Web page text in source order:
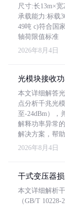
尺寸:长13m×宽
承载能力:标载
49吨 c)符合国
轴荷限值标准
2026年8月4日
光模块接收
本文详细解答
点分析千兆光
至-24dBm），
解释功率异常
解决方案，帮
2026年8月4日
干式变压器
本文详细解析
（GB/T